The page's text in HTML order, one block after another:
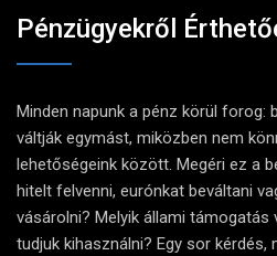
Pénzügyekről
Minden napunk a pénz körül forog:
váltják egymást, miközben nem
lehetőségeink között. Megéri ez a
hitelt felvenni, eurónkat beváltani
vásárolni? Melyik állami támogatás
tudjuk kihasználni? Egy sor